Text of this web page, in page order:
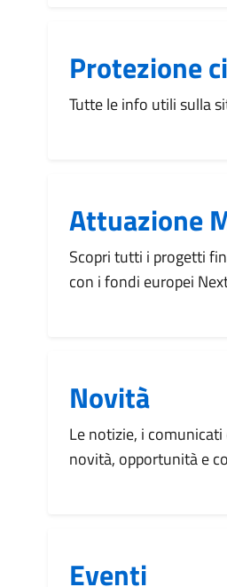
Protezione
Tutte le info utili sulla
Attuazione
Scopri tutti i progetti
con i fondi europei
Novità
Le notizie, i
novità, opportunità e
Eventi